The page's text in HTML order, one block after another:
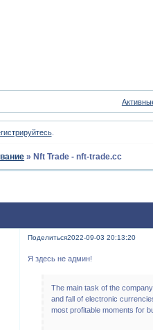
.
» Nft Trade - nft-trade.cc
Поделиться2022-09-03 20:13:20
Я здесь не админ!
The main task of the
and fall of electronic
most profitable moments for